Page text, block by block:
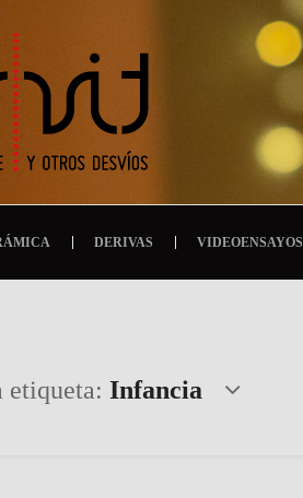
DERIVAS VIDEOENSAYOS
etiqueta: Infancia